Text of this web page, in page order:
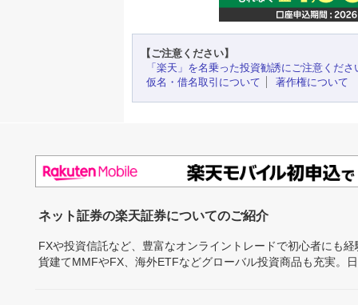
【ご注意ください】
「楽天」を名乗った投資勧誘にご注意くださ
仮名・借名取引について
著作権について
ネット証券の楽天証券についてのご紹介
FXや投資信託など、豊富なオンライントレードで初心者にも
貨建てMMFやFX、海外ETFなどグローバル投資商品も充実。